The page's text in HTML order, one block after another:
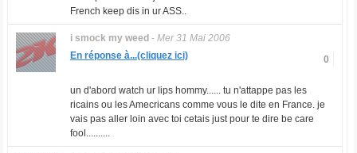
French keep dis in ur ASS..
i smock my weed - Mer 31 Mai 2006
0
En réponse à...(cliquez ici)
un d'abord watch ur lips hommy...... tu n'attappe pas les
ricains ou les Amecricans comme vous le dite en France. je
vais pas aller loin avec toi cetais just pour te dire be care
fool..........